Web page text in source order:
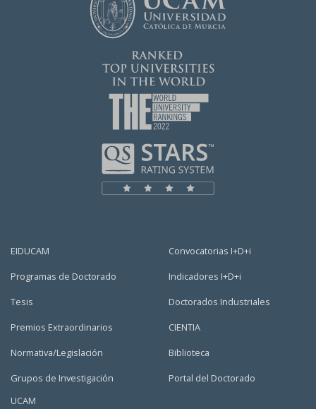
EIDUCAM
Programas de Doctorado
Tesis
Premios Extraordinarios
Normativa/Legislación
Grupos de Investigación
Convocatorias I+D+i
Indicadores I+D+i
Doctorados Industriales
CIENTIA
Biblioteca
Portal del Doctorado
UCAM